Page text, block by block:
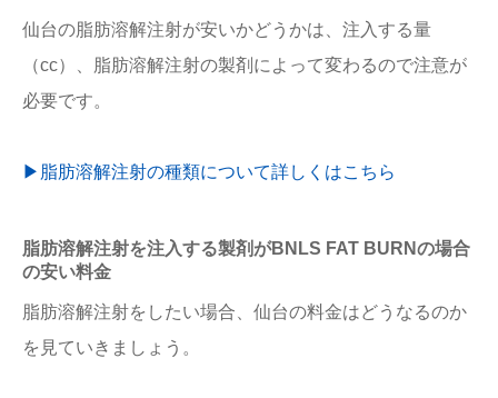
仙台の脂肪溶解注射が安いかどうかは、注入する量
（cc）、脂肪溶解注射の製剤によって変わるので注意が
必要です。
▶︎脂肪溶解注射の種類について詳しくはこちら
脂肪溶解注射を注入する製剤がBNLS FAT BURNの場合
の安い料金
脂肪溶解注射をしたい場合、仙台の料金はどうなるのか
を見ていきましょう。